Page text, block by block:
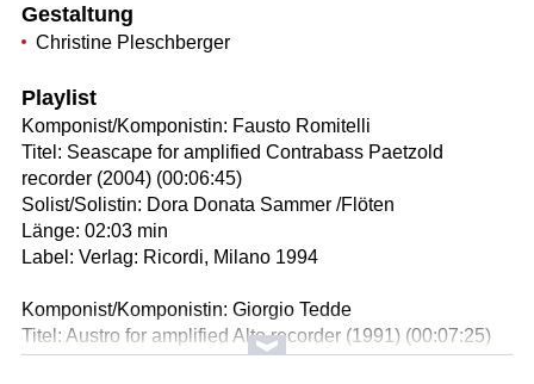
Gestaltung
Christine Pleschberger
Playlist
Komponist/Komponistin: Fausto Romitelli
Titel: Seascape for amplified Contrabass Paetzold
recorder (2004) (00:06:45)
Solist/Solistin: Dora Donata Sammer /Flöten
Länge: 02:03 min
Label: Verlag: Ricordi, Milano 1994
Komponist/Komponistin: Giorgio Tedde
Titel: Austro for amplified Alto recorder (1991) (00:07:25)
Solist/Solistin: Dora Donata Sammer /Flöten